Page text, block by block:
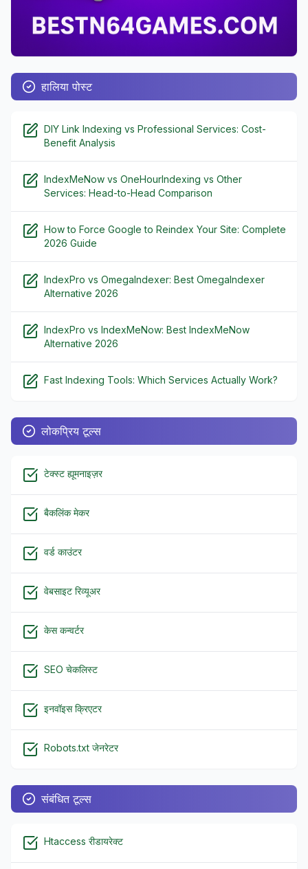
हालिया पोस्ट
DIY Link Indexing vs Professional Services: Cost-
Benefit Analysis
IndexMeNow vs OneHourIndexing vs Other
Services: Head-to-Head Comparison
How to Force Google to Reindex Your Site: Complete
2026 Guide
IndexPro vs OmegaIndexer: Best OmegaIndexer
Alternative 2026
IndexPro vs IndexMeNow: Best IndexMeNow
Alternative 2026
Fast Indexing Tools: Which Services Actually Work?
लोकप्रिय टूल्स
टेक्स्ट ह्यूमनाइज़र
बैकलिंक मेकर
वर्ड काउंटर
वेबसाइट रिव्यूअर
केस कन्वर्टर
SEO चेकलिस्ट
इनवॉइस क्रिएटर
Robots.txt जेनरेटर
संबंधित टूल्स
Htaccess रीडायरेक्ट